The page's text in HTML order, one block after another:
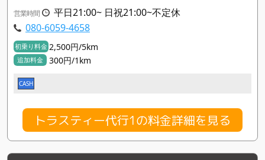
営業時間
平日21:00~ 日祝21:00~不定休
080-6059-4658
初乗り料金 2,500円/5km
追加料金 300円/1km
CASH
トラスティー代行1の料金詳細を見る